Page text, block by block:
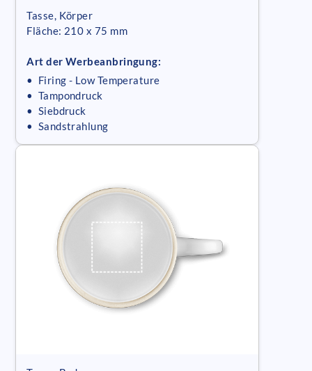
Tasse, Körper
Fläche: 210 x 75 mm
Art der Werbeanbringung:
• Firing - Low Temperature
• Tampondruck
• Siebdruck
• Sandstrahlung